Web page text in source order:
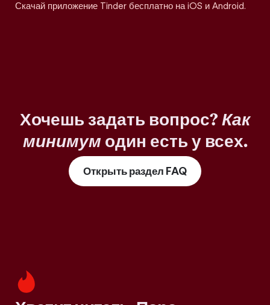
Скачай приложение Tinder бесплатно на iOS и Android.
Хочешь задать вопрос? Как
минимум один есть у всех.
Открыть раздел FAQ